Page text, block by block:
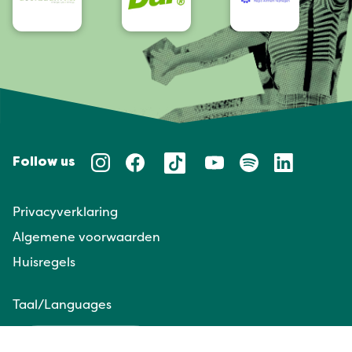
Follow us
Privacyverklaring
Algemene voorwaarden
Huisregels
Taal/Languages